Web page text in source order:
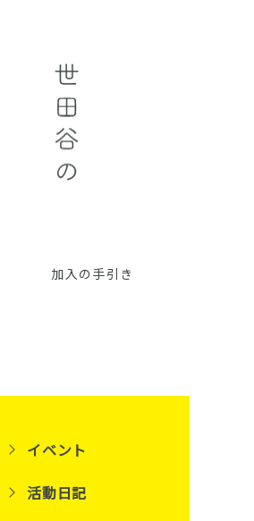
加入の手引き
イベント
活動日記